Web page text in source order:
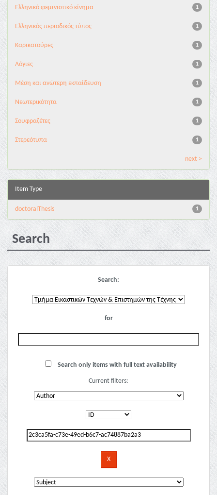
1
Ελληνικό φεμινιστικό κίνημα
1
Ελληνικός περιοδικός τύπος
1
Καρικατούρες
1
Λόγιες
1
Μέση και ανώτερη εκπαίδευση
1
Νεωτερικότητα
1
Σουφραζέτες
1
Στερεότυπα
next >
Item Type
1
doctoralThesis
Search
Search:
for
Search only items with full text availability
Current filters: